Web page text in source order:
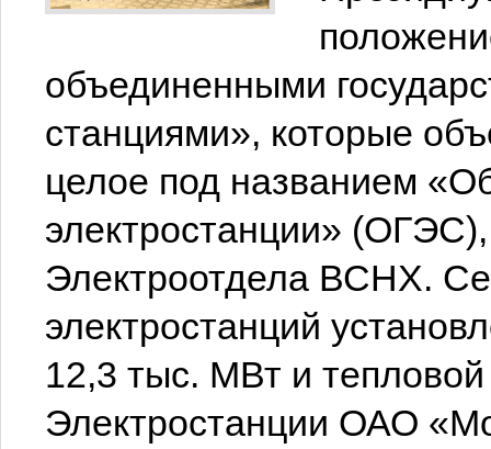
объединенными
станциями», которые
целое под названием
электростанции»
Электроотдела ВСНХ.
электростанций
12,3 тыс. МВт и
Электростанции ОАО